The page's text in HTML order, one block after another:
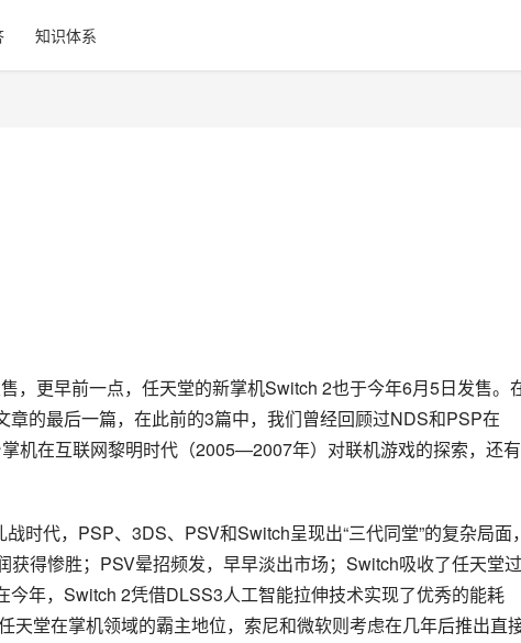
知识体系
，更早前一点，任天堂的新掌机Switch 2也于今年6月5日发售。
的最后一篇，在此前的3篇中，我们曾经回顾过NDS和PSP在
机在互联网黎明时代（2005—2007年）对联机游戏的探索，还有
时代，PSP、3DS、PSV和Switch呈现出“三代同堂”的复杂局面
得惨胜；PSV晕招频发，早早淡出市场；Switch吸收了任天堂过
年，Switch 2凭借DLSS3人工智能拉伸技术实现了优秀的能耗
天堂在掌机领域的霸主地位，索尼和微软则考虑在几年后推出直